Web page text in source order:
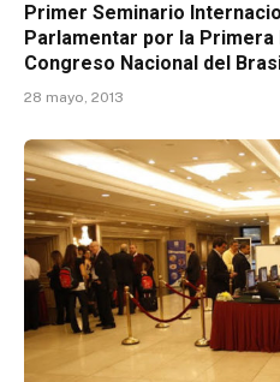
Primer Seminario
Parlamentar por la Primera
Congreso Nacional del
28 mayo, 2013